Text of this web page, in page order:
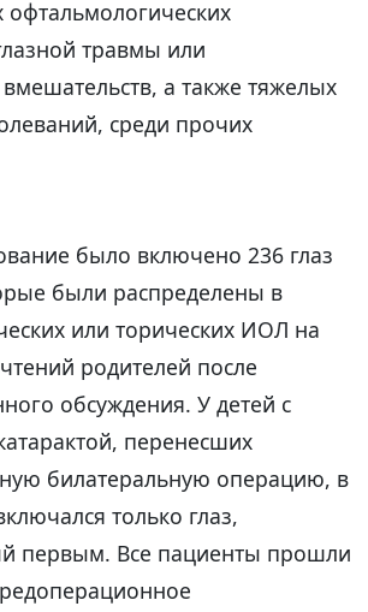
офтальмологических
травмы или
а также тяжелых
среди прочих
было включено 236 глаз
были распределены в
или торических ИОЛ на
родителей после
обсуждения. У детей с
перенесших
билатеральную операцию, в
только глаз,
первым. Все пациенты прошли